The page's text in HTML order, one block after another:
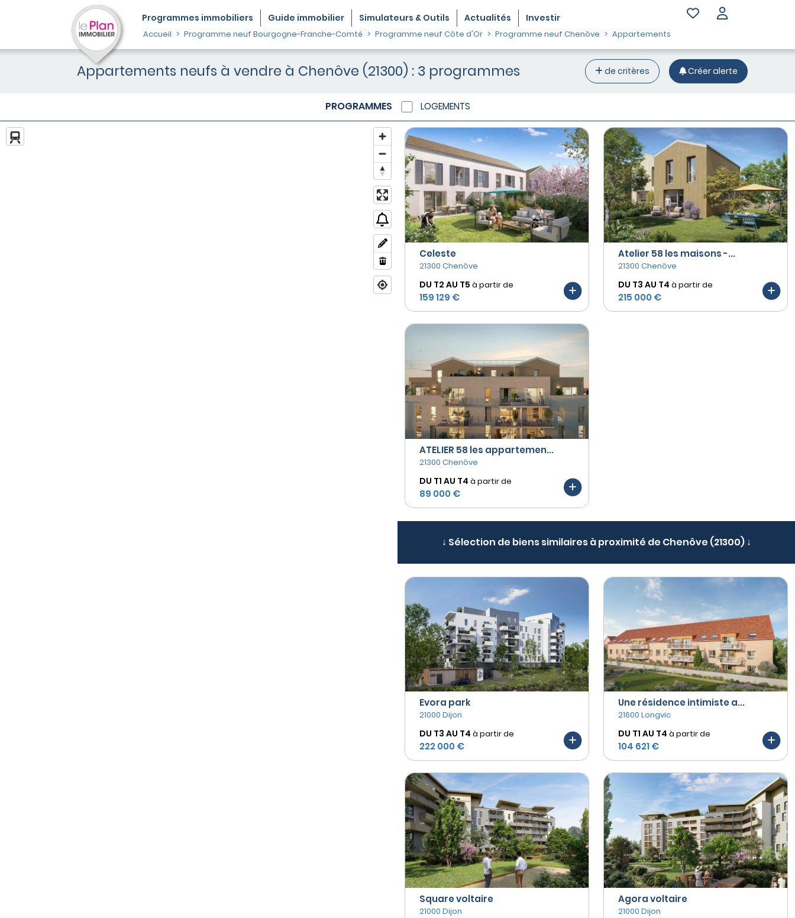
Programmes immobiliers Guide immobilier Simulateurs & Outils Actualités Investir
Accueil Programme neuf Bourgogne-Franche-Comté Programme neuf Côte d'Or Programme neuf Chenôve Appartements
Appartements neufs à vendre à Chenôve (21300) : 3 programmes de critères Créer alerte
PROGRAMMES LOGEMENTS
Celeste
21300 Chenôve
DU T2 AU T5 à partir de
159 129 €
Atelier 58 les maisons -...
21300 Chenôve
DU T3 AU T4 à partir de
215 000 €
ATELIER 58 les appartemen...
21300 Chenôve
DU T1 AU T4 à partir de
89 000 €
↓ Sélection de biens similaires à proximité de Chenôve (21300) ↓
Evora park
21000 Dijon
DU T3 AU T4 à partir de
222 000 €
Une résidence intimiste a...
21600 Longvic
DU T1 AU T4 à partir de
104 621 €
Square voltaire
21000 Dijon
Agora voltaire
21000 Dijon